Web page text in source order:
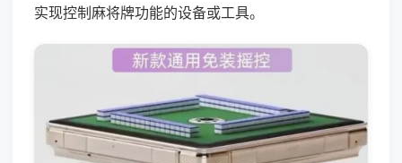
实现控制麻将牌功能的设备或工具。